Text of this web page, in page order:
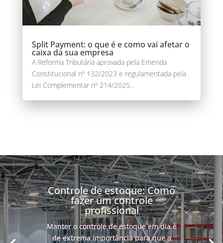
Split Payment: o que é e como vai afetar o
caixa da sua empresa
A Reforma Tributária aprovada pela Emenda
Constitucional nº 132/2023 e regulamentada pela
Lei Complementar nº 214/2025...
Controle de estoque: Como
fazer um controle
profissional
Manter o controle de estoque em dia é
de extrema importância para que a